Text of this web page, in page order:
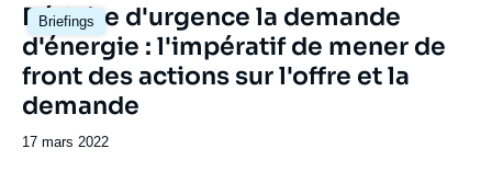
Briefings
Image
principale
Réduire d'urgence la demande
d'énergie : l'impératif de mener de
front des actions sur l'offre et la
demande
Date
17 mars 2022